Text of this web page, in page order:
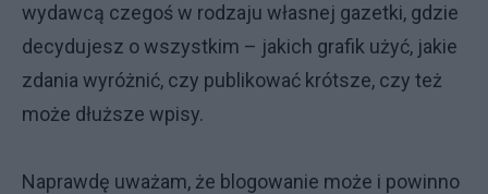
wydawcą czegoś w rodzaju własnej gazetki, gdzie
decydujesz o wszystkim – jakich grafik użyć, jakie
zdania wyróżnić, czy publikować krótsze, czy też
może dłuższe wpisy.
Naprawdę uważam, że blogowanie może i powinno